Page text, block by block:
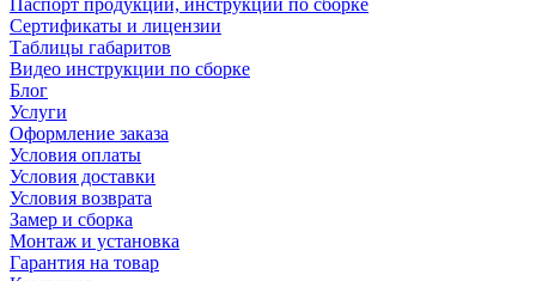
Паспорт продукции, инструкции по сборке
Сертификаты и лицензии
Таблицы габаритов
Видео инструкции по сборке
Блог
Услуги
Оформление заказа
Условия оплаты
Условия доставки
Условия возврата
Замер и сборка
Монтаж и установка
Гарантия на товар